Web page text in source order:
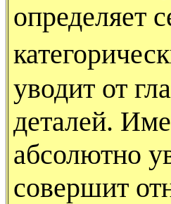
определяет
уводит от
деталей.
абсолютно
совершит